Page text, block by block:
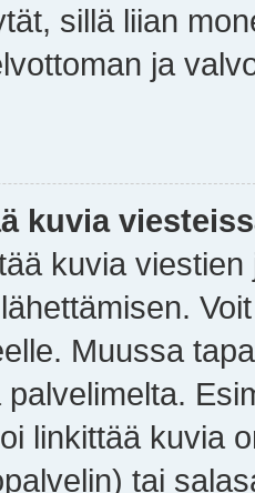
sillä liian
ja
kuvia
kuvia
Muussa
palvelimelta.
linkittää kuvia
tai